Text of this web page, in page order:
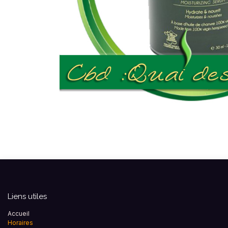
Liens utiles
Accueil
Horaires